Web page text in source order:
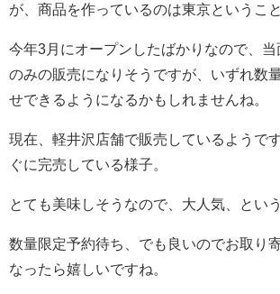
が、商品を作っているのは東京ということ
今年3月にオープンしたばかりなので、
のみの販売になりそうですが、いずれ数
せできるようになるかもしれませんね。
現在、軽井沢店舗で販売しているようで
ぐに完売している様子。
とても美味しそうなので、大人気、とい
数量限定予約待ち、でも良いのでお取り
なったら嬉しいですね。